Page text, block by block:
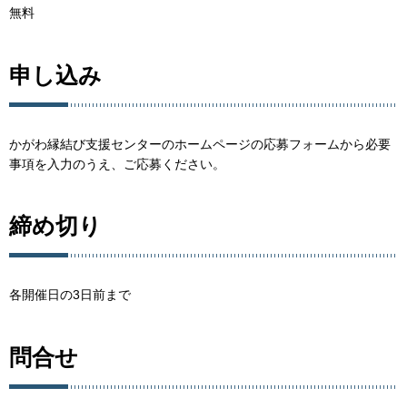
無料
申し込み
かがわ縁結び支援センターのホームページの応募フォームから必要
事項を入力のうえ、ご応募ください。
締め切り
各開催日の3日前まで
問合せ